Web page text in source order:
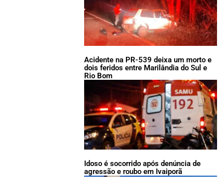
Acidente na PR-539 deixa um morto e
dois feridos entre Marilândia do Sul e
Rio Bom
Idoso é socorrido após denúncia de
agressão e roubo em Ivaiporã